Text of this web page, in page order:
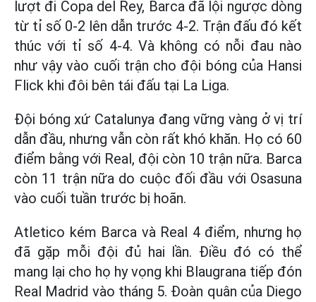
lượt đi Copa del Rey, Barca đã lội ngược dòng
từ tỉ số 0-2 lên dẫn trước 4-2. Trận đấu đó kết
thúc với tỉ số 4-4. Và không có nỗi đau nào
như vậy vào cuối trận cho đội bóng của Hansi
Flick khi đôi bên tái đấu tại La Liga.
Đội bóng xứ Catalunya đang vững vàng ở vị trí
dẫn đầu, nhưng vẫn còn rất khó khăn. Họ có 60
điểm bằng với Real, đội còn 10 trận nữa. Barca
còn 11 trận nữa do cuộc đối đầu với Osasuna
vào cuối tuần trước bị hoãn.
Atletico kém Barca và Real 4 điểm, nhưng họ
đã gặp mỗi đội đủ hai lần. Điều đó có thể
mang lại cho họ hy vọng khi Blaugrana tiếp đón
Real Madrid vào tháng 5. Đoàn quân của Diego